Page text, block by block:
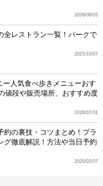
2026/06/03
全レストラン一覧！パークで
2025/10/07
ー人気食べ歩きメニューおす
値段や販売場所、おすすめ度
2026/07/31
約の裏技・コツまとめ！プラ
グ徹底解説！方法や当日予約
2025/02/07